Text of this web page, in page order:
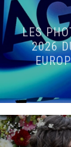
LES
2026